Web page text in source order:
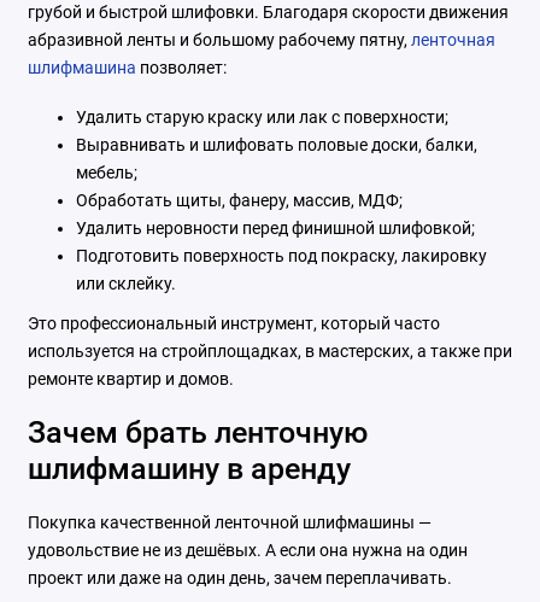
грубой и быстрой шлифовки. Благодаря скорости движения
абразивной ленты и большому рабочему пятну, ленточная
шлифмашина позволяет:
Удалить старую краску или лак с поверхности;
Выравнивать и шлифовать половые доски, балки,
мебель;
Обработать щиты, фанеру, массив, МДФ;
Удалить неровности перед финишной шлифовкой;
Подготовить поверхность под покраску, лакировку
или склейку.
Это профессиональный инструмент, который часто
используется на стройплощадках, в мастерских, а также при
ремонте квартир и домов.
Зачем брать ленточную
шлифмашину в аренду
Покупка качественной ленточной шлифмашины —
удовольствие не из дешёвых. А если она нужна на один
проект или даже на один день, зачем переплачивать.